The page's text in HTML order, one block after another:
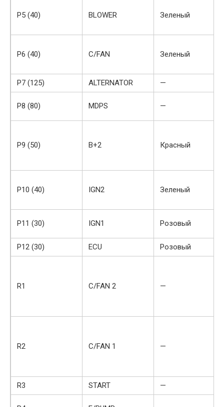
Р5 (40) BLOWER Зеленый
Р6 (40) C/FAN Зеленый
Р7 (125) ALTERNATOR —
Р8 (80) MDPS —
Р9 (50) B+2 Красный
Р10 (40) IGN2 Зеленый
P11 (30) IGN1 Розовый
Р12 (30) ECU Розовый
R1 C/FAN 2 —
R2 C/FAN 1 —
R3 START —